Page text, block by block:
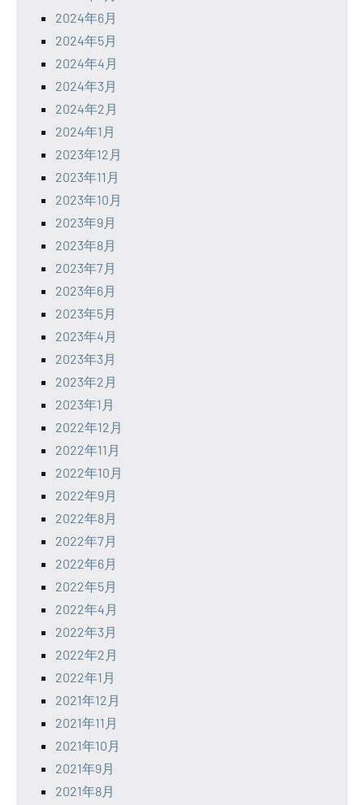
2024年6月
2024年5月
2024年4月
2024年3月
2024年2月
2024年1月
2023年12月
2023年11月
2023年10月
2023年9月
2023年8月
2023年7月
2023年6月
2023年5月
2023年4月
2023年3月
2023年2月
2023年1月
2022年12月
2022年11月
2022年10月
2022年9月
2022年8月
2022年7月
2022年6月
2022年5月
2022年4月
2022年3月
2022年2月
2022年1月
2021年12月
2021年11月
2021年10月
2021年9月
2021年8月